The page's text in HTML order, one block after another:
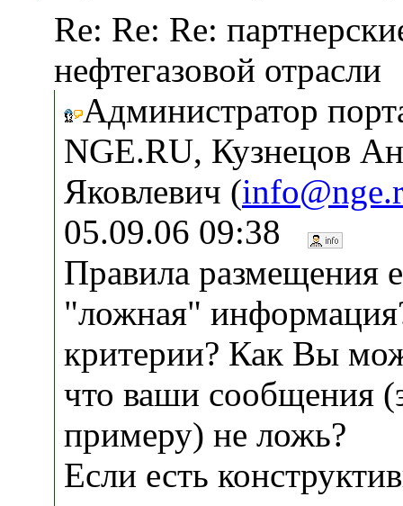
Re: Re: Re:
нефтегазовой отрасли
Администратор
NGE.RU, Кузнецов
Яковлевич (
05.09.06 09:38
Правила размещения
"ложная"
критерии? Как Вы
что ваши сообщения
примеру) не ложь?
Если есть